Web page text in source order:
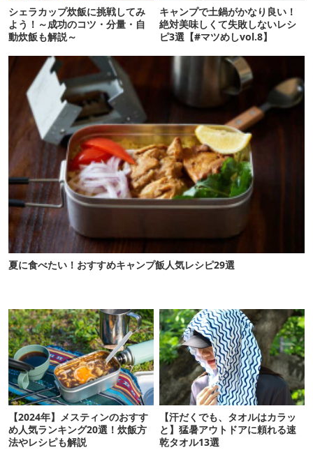
シェラカップ炊飯に挑戦してみ
よう！～成功のコツ・分量・自
動炊飯も解説～
キャンプで土鍋がかなり良い！
絶対美味しくて失敗しないレシ
ピ3選【#マツめしvol.8】
夏に食べたい！おすすめキャンプ飯人気レシピ29選
【2024年】メスティンのおすす
め人気ランキング20選！炊飯方
法やレシピも解説
【汗だくでも、タオルはカラッ
と】猛暑アウトドアに頼れる速
乾タオル13選